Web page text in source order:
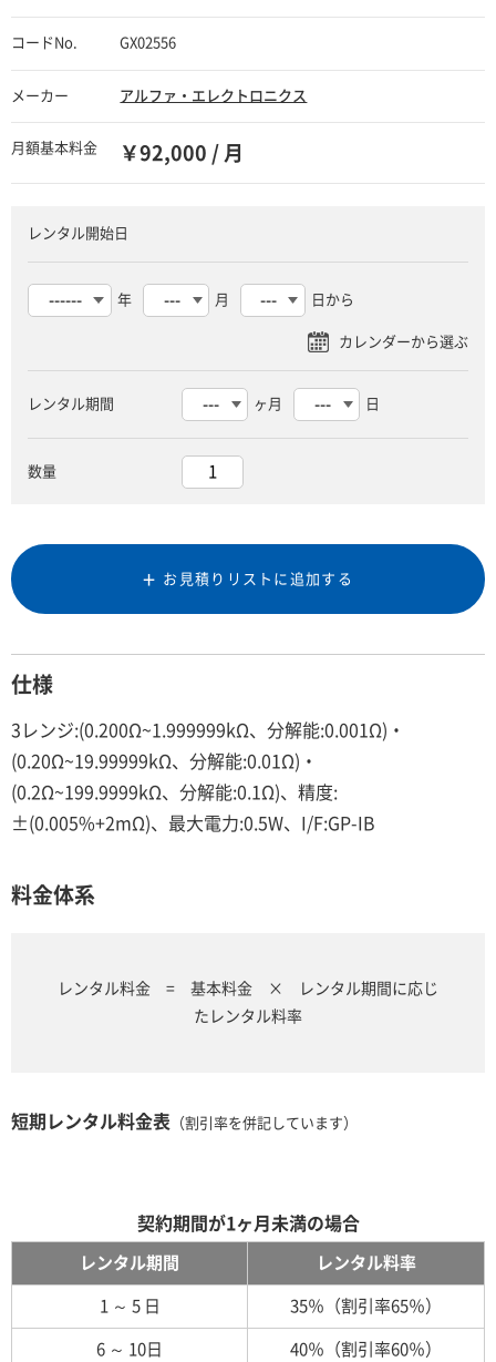
コードNo. GX02556
メーカー アルファ・エレクトロニクス
月額基本料金 ￥92,000 / 月
レンタル開始日
年 月 日から
レンタル期間 ヶ月 日
数量
お見積りリストに追加する
仕様
3レンジ:(0.200Ω~1.999999kΩ、分解能:0.001Ω)・
(0.20Ω~19.99999kΩ、分解能:0.01Ω)・
(0.2Ω~199.9999kΩ、分解能:0.1Ω)、精度:
±(0.005%+2mΩ)、最大電力:0.5W、I/F:GP-IB
料金体系
レンタル料金 = 基本料金 × レンタル期間に応じ
たレンタル料率
短期レンタル料金表 （割引率を併記しています）
契約期間が1ヶ月未満の場合
レンタル期間 レンタル料率
1 ～ 5 日 35％（割引率65％）
6 ～ 10日 40％（割引率60％）